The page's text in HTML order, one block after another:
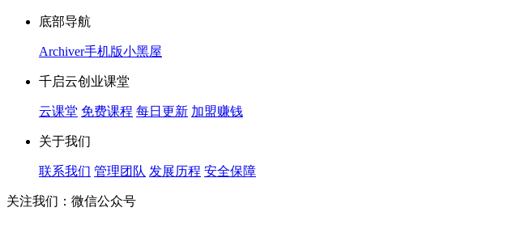
底部导航
Archiver手机版小黑屋
千启云创业课堂
云课堂 免费课程 每日更新 加盟赚钱
关于我们
联系我们 管理团队 发展历程 安全保障
关注我们：微信公众号